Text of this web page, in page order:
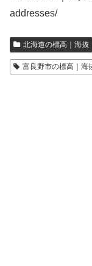
addresses/
北海道の標高｜海抜
富良野市の標高｜海